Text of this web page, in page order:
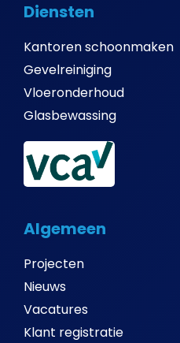
Diensten
Kantoren schoonmaken
Gevelreiniging
Vloeronderhoud
Glasbewassing
Algemeen
Projecten
Nieuws
Vacatures
Klant registratie